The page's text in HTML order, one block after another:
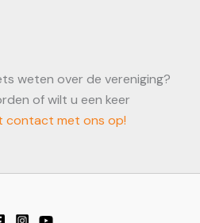
weten over de vereniging?
of wilt u een keer
contact met ons op!